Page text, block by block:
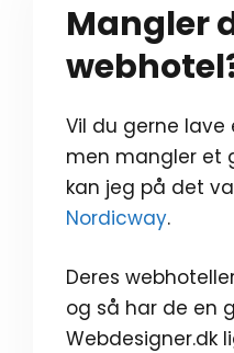
Mangler
Vil du gerne lave
men mangler et
kan jeg på det
Nordicway.
Deres
og så har de en
Webdesigner.dk